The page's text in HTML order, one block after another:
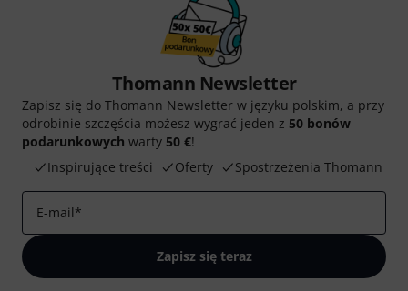
Thomann Newsletter
Zapisz się do Thomann Newsletter w języku polskim, a przy
odrobinie szczęścia możesz wygrać jeden z 50 bonów
podarunkowych warty 50 €!
Inspirujące treści
Oferty Spostrzeżenia Thomann
E-mail*
Zapisz się teraz